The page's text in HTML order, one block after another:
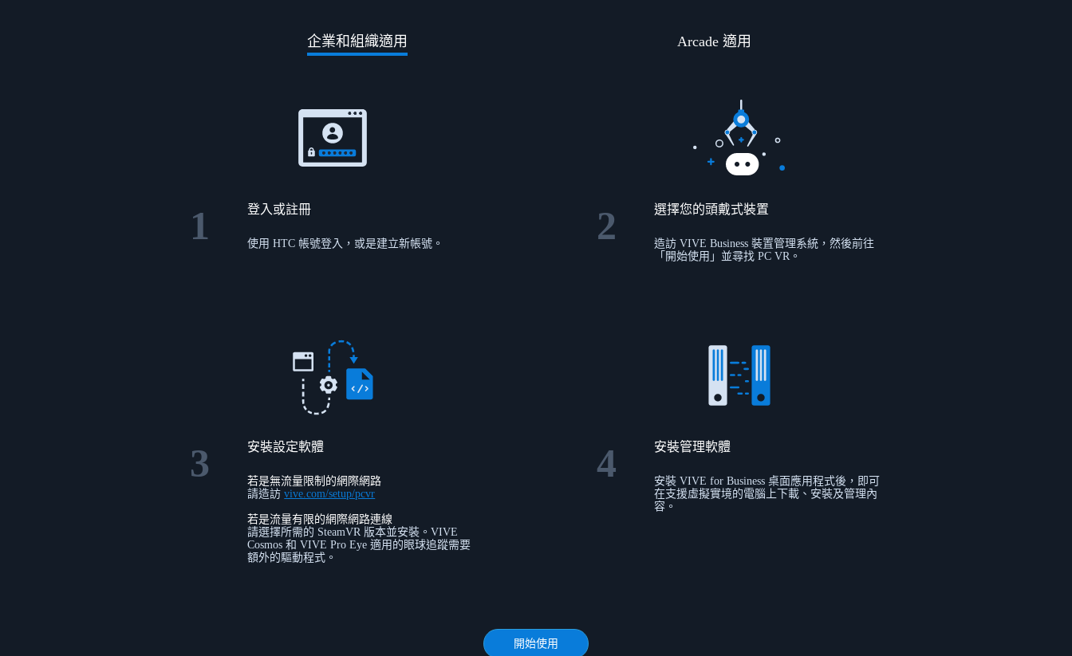
企業和組織適用 Arcade 適用
1 登入或註冊
使用 HTC 帳號登入，或是建立新帳號。 2 選擇您的頭戴式裝置
造訪 VIVE Business 裝置管理系統，然後前往
「開始使用」並尋找 PC VR。
3 安裝設定軟體
若是無流量限制的網際網路
請造訪vive.com/setup/pcvr
若是流量有限的網際網路連線
請選擇所需的 SteamVR 版本並安裝。VIVE
Cosmos 和 VIVE Pro Eye 適用的眼球追蹤需要
額外的驅動程式。
4 安裝管理軟體
安裝 VIVE for Business 桌面應用程式後，即可
在支援虛擬實境的電腦上下載、安裝及管理內
容。
開始使用